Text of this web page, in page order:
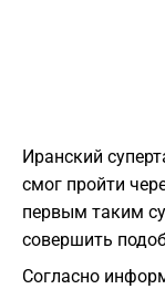
Иранский
смог пройти
первым таким
совершить
Согласно